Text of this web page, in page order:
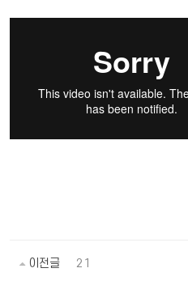
이전글 21